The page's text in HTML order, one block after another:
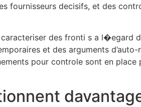
fournisseurs decisifs, et des
des fronti s a l�egard
et des arguments
pour controle sont en